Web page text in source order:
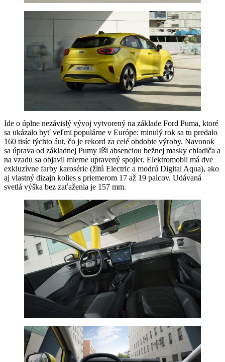
Ide o úplne nezávislý vývoj vytvorený na základe Ford Puma, ktoré
sa ukázalo byť veľmi populárne v Európe: minulý rok sa tu predalo
160 tisíc týchto áut, čo je rekord za celé obdobie výroby. Navonok
sa úprava od základnej Pumy líši absenciou bežnej masky chladiča a
na vzadu sa objavil mierne upravený spojler. Elektromobil má dve
exkluzívne farby karosérie (žltú Electric a modrú Digital Aqua), ako
aj vlastný dizajn kolies s priemerom 17 až 19 palcov. Udávaná
svetlá výška bez zaťaženia je 157 mm.